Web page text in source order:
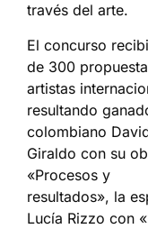
través del arte.
El concurso
de 300
artistas
resultando
colombiano
Giraldo con su
«Procesos y
resultados», la
Lucía Rizzo con